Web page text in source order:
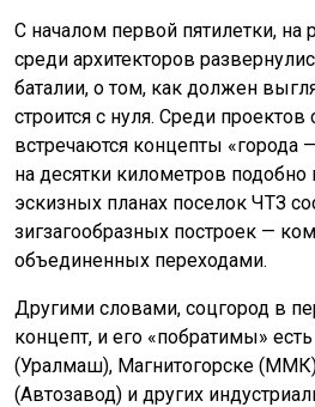
С началом первой пятилетки, на
среди архитекторов
баталии, о том, как должен
строится с нуля. Среди проектов
встречаются концепты «города
на десятки километров
эскизных планах поселок ЧТЗ
зигзагообразных построек —
объединенных переходами.
Другими словами, соцгород в
концепт, и его «побратимы»
(Уралмаш), Магнитогорске
(Автозавод) и других